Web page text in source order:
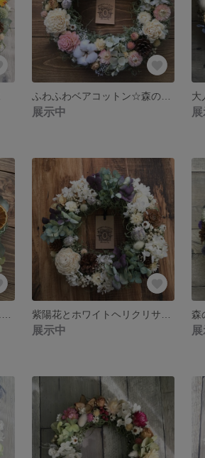
ふわふわベアコットン☆森の陽だまりリース
展示中
展示中
森